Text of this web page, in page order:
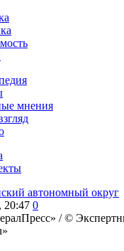
мнения
автономный округ
20:47 0
/©